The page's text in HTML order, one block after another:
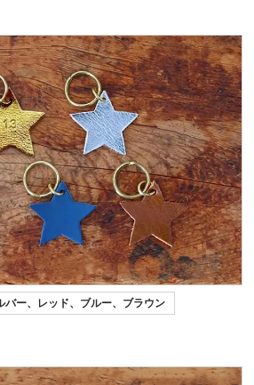
バー、レッド、ブルー、ブラウン